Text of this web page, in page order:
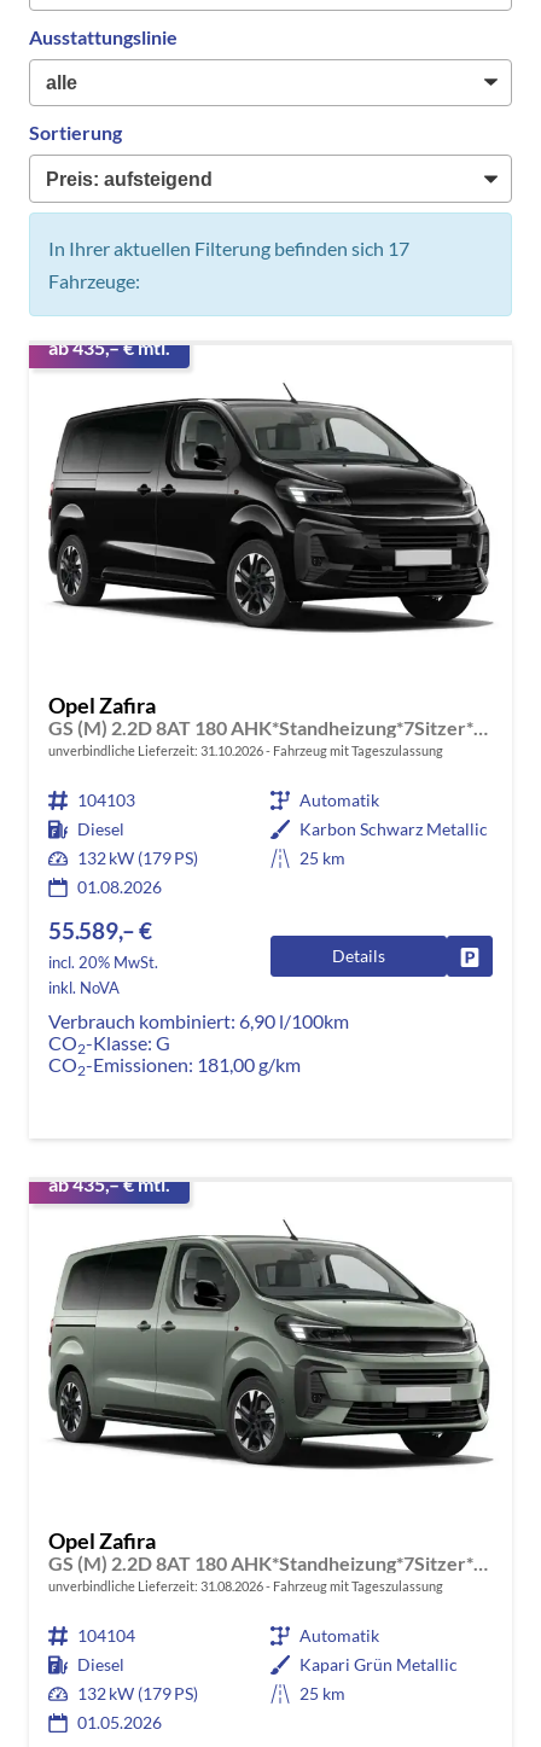
Ausstattungslinie
Sortierung
In Ihrer aktuellen Filterung befinden sich 17
Fahrzeuge:
ab 435,– € mtl.
Opel Zafira
unverbindliche Lieferzeit: 31.10.2026 Fahrzeug mit Tageszulassung
104103
Automatik
Diesel
Karbon Schwarz Metallic
132 kW (179 PS)
25 km
01.08.2026
55.589,– €
incl. 20% MwSt.
inkl. NoVA
Details
Verbrauch kombiniert: 6,90 l/100km
CO2-Klasse: G
CO2-Emissionen: 181,00 g/km
ab 435,– € mtl.
Opel Zafira
GS (M) 2.2D 8AT 180 AHK*Standheizung*7Sitzer*Leder*Android Auto*Navi*SHZ*Kamera
unverbindliche Lieferzeit: 31.08.2026 Fahrzeug mit Tageszulassung
104104
Automatik
Diesel
Kapari Grün Metallic
132 kW (179 PS)
25 km
01.05.2026